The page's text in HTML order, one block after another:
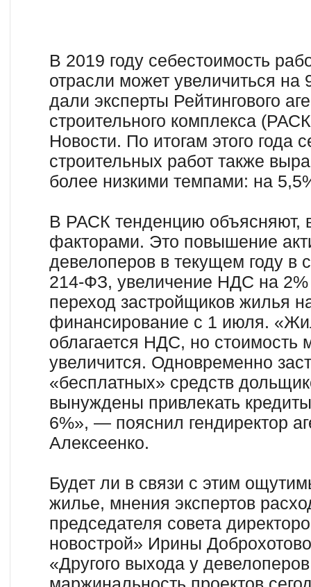
В 2019 году себестоимость
отрасли может увеличиться на
дали эксперты Рейтингового
строительного комплекса
Новости. По итогам этого года
строительных работ также
более низкими темпами: на
В РАСК тенденцию объясняют,
факторами. Это повышение
девелоперов в текущем году в
214-ФЗ, увеличение НДС на 2%
переход застройщиков жилья
финансирование с 1 июля.
облагается НДС, но стоимость
увеличится. Одновременно
«бесплатных» средств
вынуждены привлекать
6%», — пояснил гендиректор
Алексеенко.
Будет ли в связи с этим
жилье, мнения экспертов
председателя совета
новострой» Ирины
«Другого выхода у